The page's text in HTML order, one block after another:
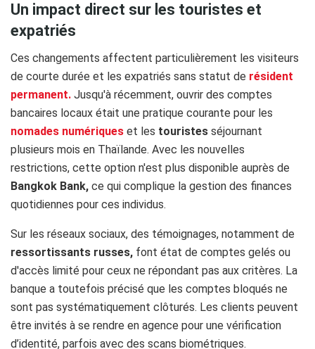
Un impact direct sur les touristes et
expatriés
Ces changements affectent particulièrement les visiteurs
de courte durée et les expatriés sans statut de résident
permanent. Jusqu'à récemment, ouvrir des comptes
bancaires locaux était une pratique courante pour les
nomades numériques et les touristes séjournant
plusieurs mois en Thaïlande. Avec les nouvelles
restrictions, cette option n'est plus disponible auprès de
Bangkok Bank, ce qui complique la gestion des finances
quotidiennes pour ces individus.
Sur les réseaux sociaux, des témoignages, notamment de
ressortissants russes, font état de comptes gelés ou
d'accès limité pour ceux ne répondant pas aux critères. La
banque a toutefois précisé que les comptes bloqués ne
sont pas systématiquement clôturés. Les clients peuvent
être invités à se rendre en agence pour une vérification
d’identité, parfois avec des scans biométriques.